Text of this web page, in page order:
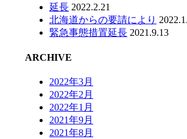
延長 2022.2.21
北海道からの要請により
緊急事態措置延長 2021.9.13
ARCHIVE
2022年3月
2022年2月
2022年1月
2021年9月
2021年8月